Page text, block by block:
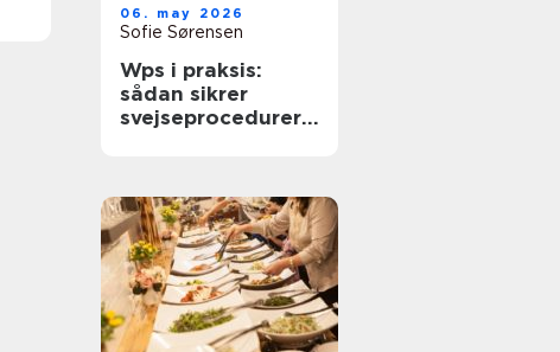
06. may 2026
Sofie Sørensen
Wps i praksis:
sådan sikrer
svejseprocedurer